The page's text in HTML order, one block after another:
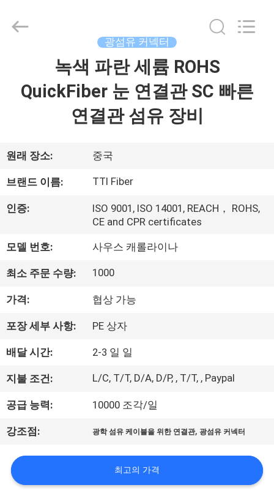
회
사
개
공
장
견
품
질
관
리
Reserved.
광섬유 커넥터
녹색 파란 세륨 ROHS
QuickFiber 눈 연결관 SC 빠른
연결관 섬유 장비
원래 장소: 중국
브랜드 이름: TTI Fiber
인증:
ISO 9001, ISO 14001, REACH， ROHS,
CE and CPR certificates
모델 번호: 사우스 캐롤라이나
최소 주문 수량: 1000
가격: 협상 가능
포장 세부 사항: PE 상자
배달 시간: 2-3 일 일
지불 조건: L/C, T/T, D/A, D/P, , T/T, , Paypal
공급 능력: 10000 조각/일
강조점: 광학 섬유 케이블을 위한 연결관,광섬유 커넥터
최고의 가격